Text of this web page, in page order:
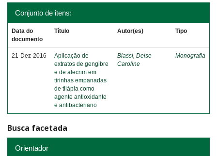
Conjunto de itens:
Data do
documento
Título Autor(es) Tipo
21-Dez-2016
Aplicação de
extratos de gengibre
e de alecrim em
tirinhas empanadas
de tilápia como
agente antioxidante
e antibacteriano
Biassi, Deise
Caroline
Monografia
Busca facetada
Orientador